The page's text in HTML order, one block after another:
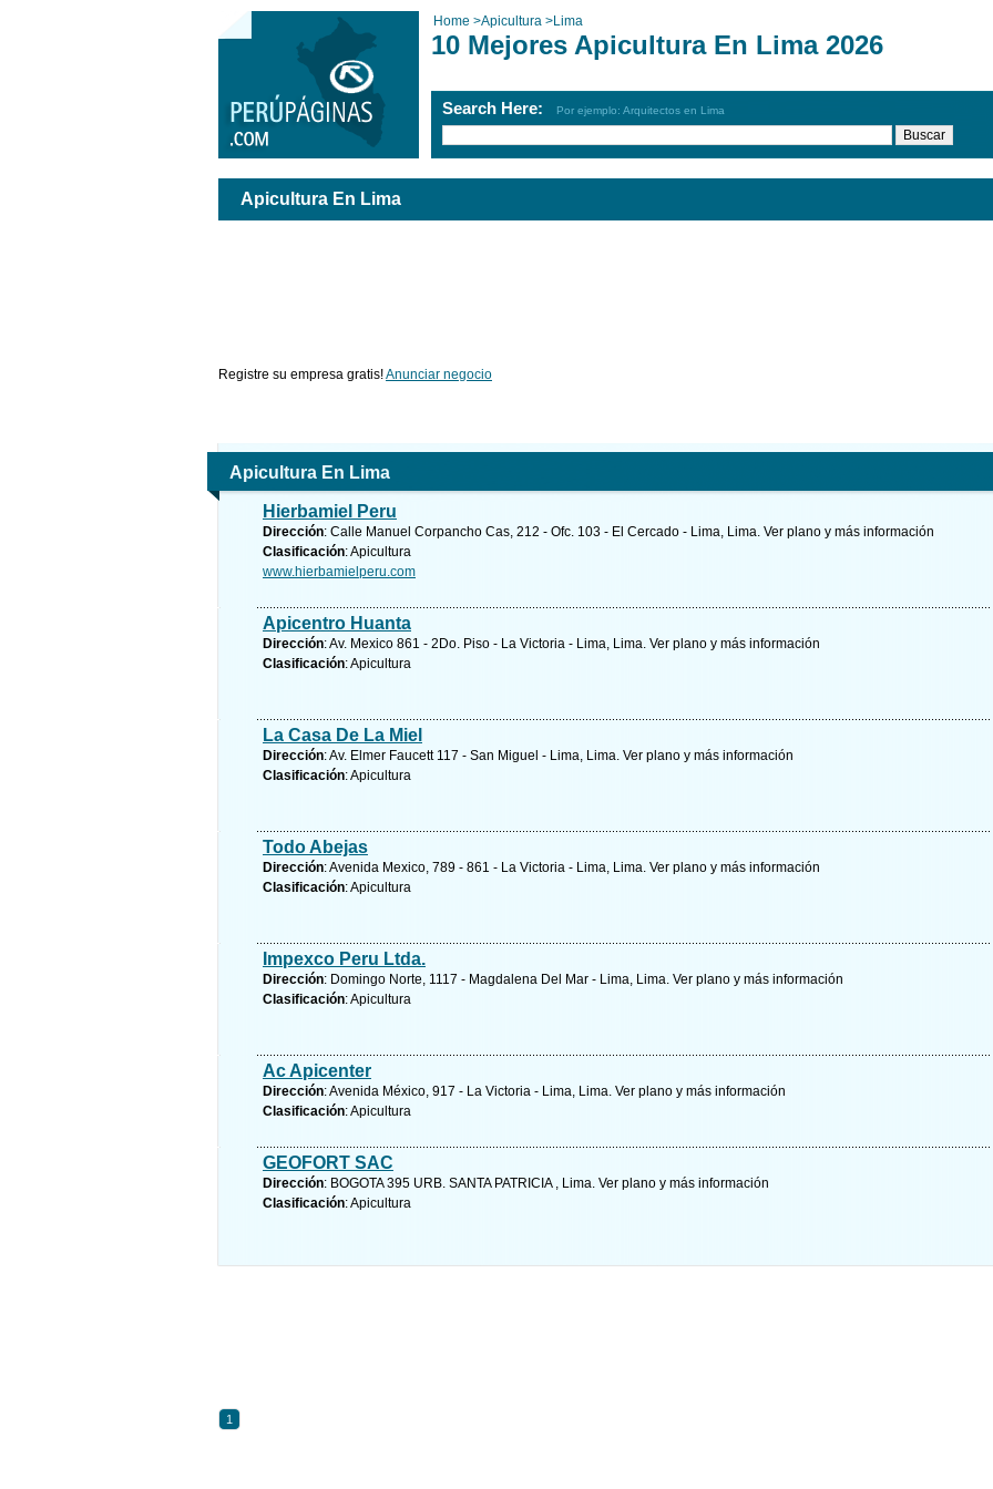
Home >Apicultura >Lima
10 Mejores Apicultura En Lima 2026
Search Here: Por ejemplo: Arquitectos en Lima
Apicultura En Lima
Registre su empresa gratis!Anunciar negocio
Apicultura En Lima
Hierbamiel Peru
Dirección: Calle Manuel Corpancho Cas, 212 - Ofc. 103 - El Cercado - Lima, Lima. Ver plano y más información
Clasificación: Apicultura
www.hierbamielperu.com
Apicentro Huanta
Dirección: Av. Mexico 861 - 2Do. Piso - La Victoria - Lima, Lima. Ver plano y más información
Clasificación: Apicultura
La Casa De La Miel
Dirección: Av. Elmer Faucett 117 - San Miguel - Lima, Lima. Ver plano y más información
Clasificación: Apicultura
Todo Abejas
Dirección: Avenida Mexico, 789 - 861 - La Victoria - Lima, Lima. Ver plano y más información
Clasificación: Apicultura
Impexco Peru Ltda.
Dirección: Domingo Norte, 1117 - Magdalena Del Mar - Lima, Lima. Ver plano y más información
Clasificación: Apicultura
Ac Apicenter
Dirección: Avenida México, 917 - La Victoria - Lima, Lima. Ver plano y más información
Clasificación: Apicultura
GEOFORT SAC
Dirección: BOGOTA 395 URB. SANTA PATRICIA , Lima. Ver plano y más información
Clasificación: Apicultura
1